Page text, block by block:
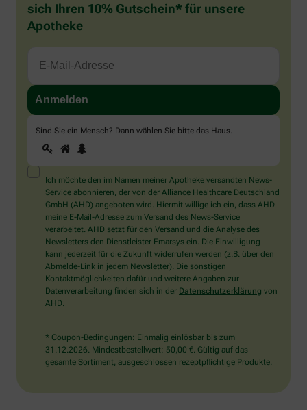
sich Ihren 10% Gutschein* für unsere
Apotheke
Sind Sie ein Mensch? Dann wählen Sie bitte das Haus.
Sind
Sie
ein
Mensch?
Dann
wählen
Sie
bitte
das
Haus.
1 2
Ich möchte den im Namen meiner Apotheke versandten News-
Service abonnieren, der von der Alliance Healthcare Deutschland
GmbH (AHD) angeboten wird. Hiermit willige ich ein, dass AHD
meine E-Mail-Adresse zum Versand des News-Service
verarbeitet. AHD setzt für den Versand und die Analyse des
Newsletters den Dienstleister Emarsys ein. Die Einwilligung
kann jederzeit für die Zukunft widerrufen werden (z.B. über den
Abmelde-Link in jedem Newsletter). Die sonstigen
Kontaktmöglichkeiten dafür und weitere Angaben zur
Datenverarbeitung finden sich in der Datenschutzerklärung von
AHD.
* Coupon-Bedingungen: Einmalig einlösbar bis zum
31.12.2026. Mindestbestellwert: 50,00 €. Gültig auf das
gesamte Sortiment, ausgeschlossen rezeptpflichtige Produkte.